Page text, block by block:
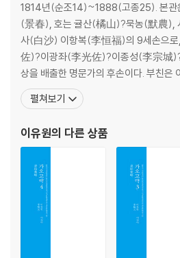
1814년(순조14)~1888(고종25). 본관
(景春), 호는 귤산(橘山)?묵농(默農),
사(白沙) 이항복(李恒福)의 9세손으로
佐)?이광좌(李光佐)?이종성(李宗城
상을 배출한 명문가의 후손이다. 부친은
啓朝)이다. 1841년(헌종7) 문과에 급제
(헌종11) 10월 동지사의 서장관으로 청나
1865년(고종2) 이후 한동안 정계에서
펼쳐보기
이유원의 다른 상품